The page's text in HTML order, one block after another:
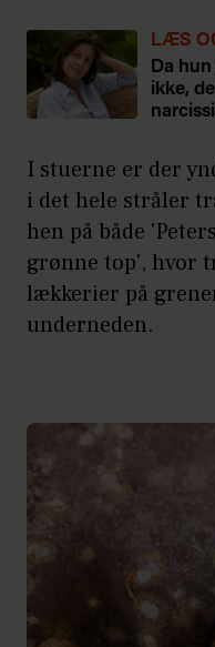
LÆS
Da
ikke,
I stuerne er der
i det hele stråler
hen på både
grønne top', hvor
lækkerier på
underneden.